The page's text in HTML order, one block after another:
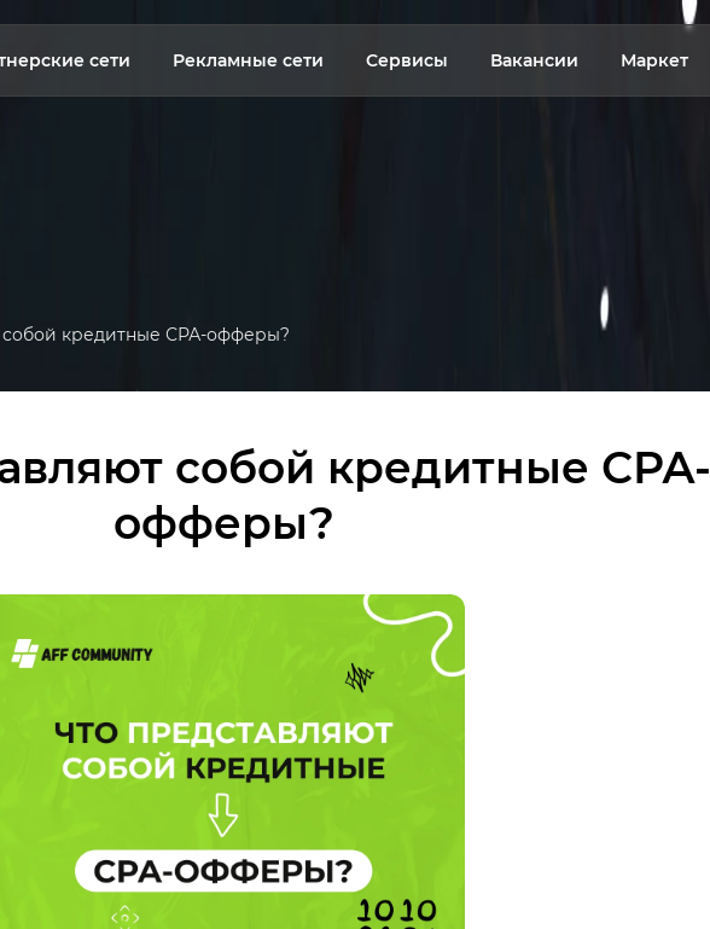
сети Рекламные сети Сервисы Вакансии Маркет
собой кредитные СРА-офферы?
собой кредитные СРА-
офферы?